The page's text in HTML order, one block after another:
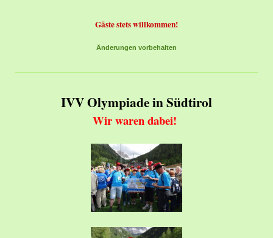
Gäste stets willkommen!
Änderungen vorbehalten
IVV Olympiade in Südtirol
Wir waren dabei!